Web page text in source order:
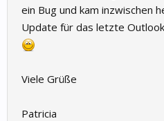
ein Bug und kam inzwischen
Update für das letzte
Viele Grüße
Patricia